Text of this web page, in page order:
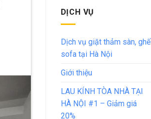
DỊCH VỤ
Dịch vụ giặt thảm sàn, ghế
sofa tại Hà Nội
Giới thiệu
LAU KÍNH TÒA NHÀ TẠI
HÀ NỘI #1 – Giảm giá
20%